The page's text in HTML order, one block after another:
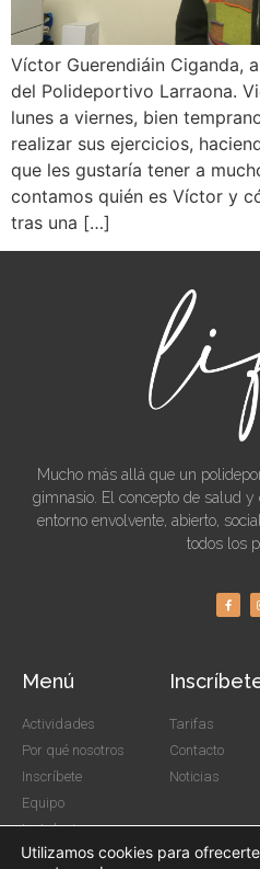
Víctor Guerendiáin Ciganda,
del Polideportivo Larraona.
lunes a viernes, bien
realizar sus ejercicios,
que les gustaría tener a
contamos quién es Víctor y
tras una […]
Mucho más allá que un
gimnasio. El concepto de salud y
entorno envolvente, abierto,
todos los
Menú
Actividades
Por qué nosotros
Inscríbete
Equipo
Instalaciones
Tarifas
Contacto
Noticias
Utilizamos cookies para